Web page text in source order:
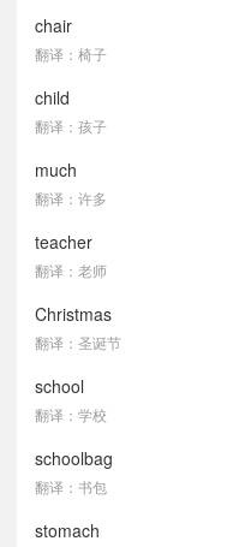
chair
翻译：椅子
child
翻译：孩子
much
翻译：许多
teacher
翻译：老师
Christmas
翻译：圣诞节
school
翻译：学校
schoolbag
翻译：书包
stomach